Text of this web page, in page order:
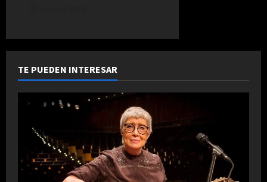
TE PUEDEN INTERESAR